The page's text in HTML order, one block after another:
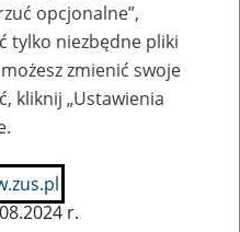
opcjonalne”,
tylko niezbędne pliki
zmienić swoje
kliknij „Ustawienia
r.